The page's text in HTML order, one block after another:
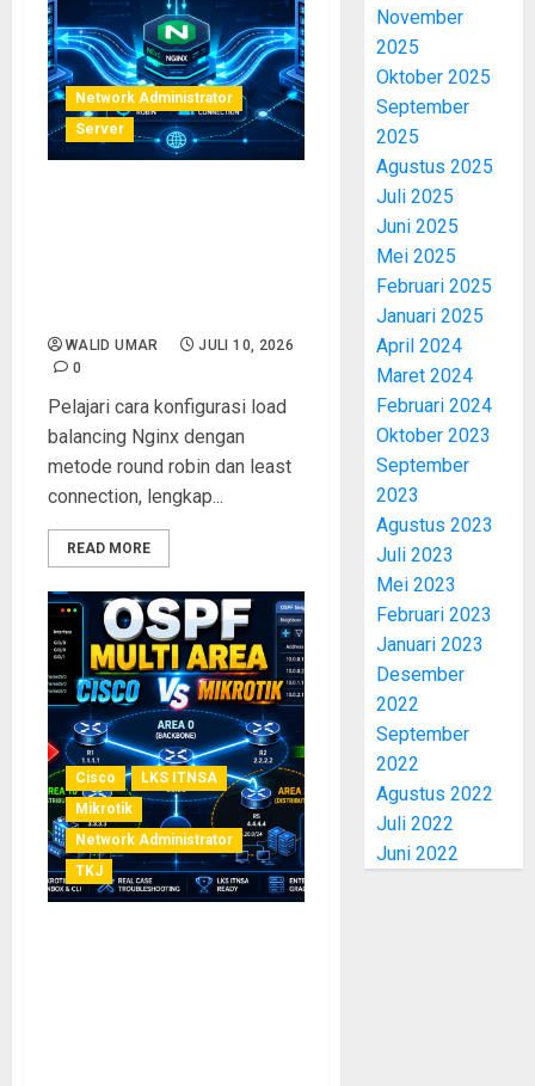
Network Administrator
Server
WALID UMAR
JULI 10, 2026
0
Pelajari cara konfigurasi load
balancing Nginx dengan
metode round robin dan least
connection, lengkap...
READ MORE
Cisco
LKS ITNSA
Mikrotik
Network Administrator
TKJ
November
2025
Oktober 2025
September
2025
Agustus 2025
Juli 2025
Juni 2025
Mei 2025
Februari 2025
Januari 2025
April 2024
Maret 2024
Februari 2024
Oktober 2023
September
2023
Agustus 2023
Juli 2023
Mei 2023
Februari 2023
Januari 2023
Desember
2022
September
2022
Agustus 2022
Juli 2022
Juni 2022